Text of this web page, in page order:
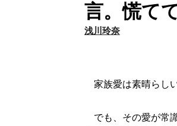
言。慌て
浅川玲奈
家族愛は素晴らし
でも、その愛が常